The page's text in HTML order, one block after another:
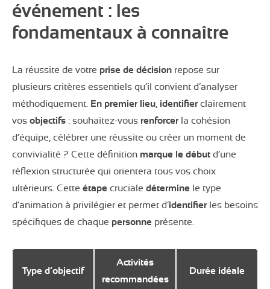
événement : les
fondamentaux à connaître
La réussite de votre prise de décision repose sur
plusieurs critères essentiels qu’il convient d’analyser
méthodiquement. En premier lieu, identifierclairement
vos objectifs : souhaitez-vous renforcerla cohésion
d’équipe, célébrer une réussite ou créer un moment de
convivialité ? Cette définition marque le début d’une
réflexion structurée qui orientera tous vos choix
ultérieurs. Cette étape cruciale détermine le type
d’animation à privilégier et permet d’identifierles besoins
spécifiques de chaque personne présente.
Type d’objectif
Activités
recommandées
Durée idéale